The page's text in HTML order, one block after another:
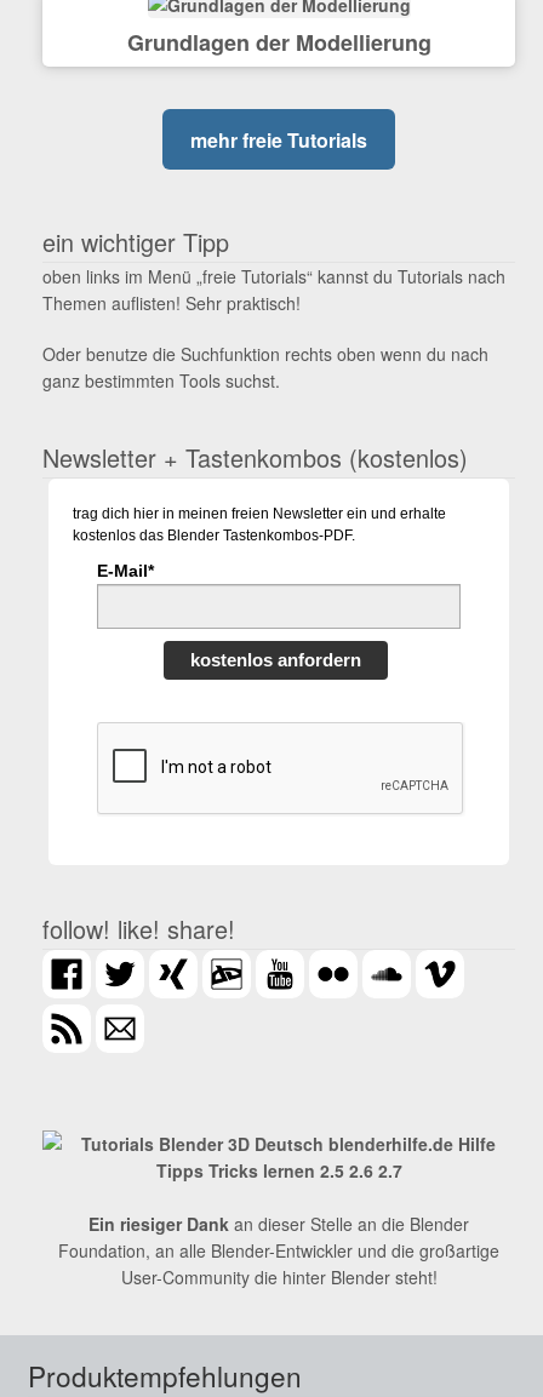
Grundlagen der Modellierung
mehr freie Tutorials
ein wichtiger Tipp
oben links im Menü „freie Tutorials“ kannst du Tutorials nach
Themen auflisten! Sehr praktisch!
Oder benutze die Suchfunktion rechts oben wenn du nach
ganz bestimmten Tools suchst.
Newsletter + Tastenkombos (kostenlos)
trag dich hier in meinen freien Newsletter ein und erhalte
kostenlos das Blender Tastenkombos-PDF.
E-Mail*
kostenlos anfordern
follow! like! share!
Ein riesiger Dank an dieser Stelle an die Blender
Foundation, an alle Blender-Entwickler und die großartige
User-Community die hinter Blender steht!
Produktempfehlungen